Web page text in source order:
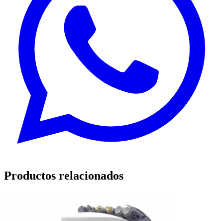
Productos relacionados